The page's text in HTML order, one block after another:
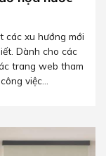
các xu hướng mới
Dành cho các
trang web tham
việc...